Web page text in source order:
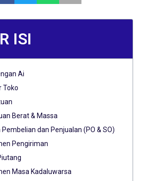
ISI
Ai
Toko
Berat & Massa
Pembelian dan Penjualan (PO & SO)
Pengiriman
Masa Kadaluwarsa